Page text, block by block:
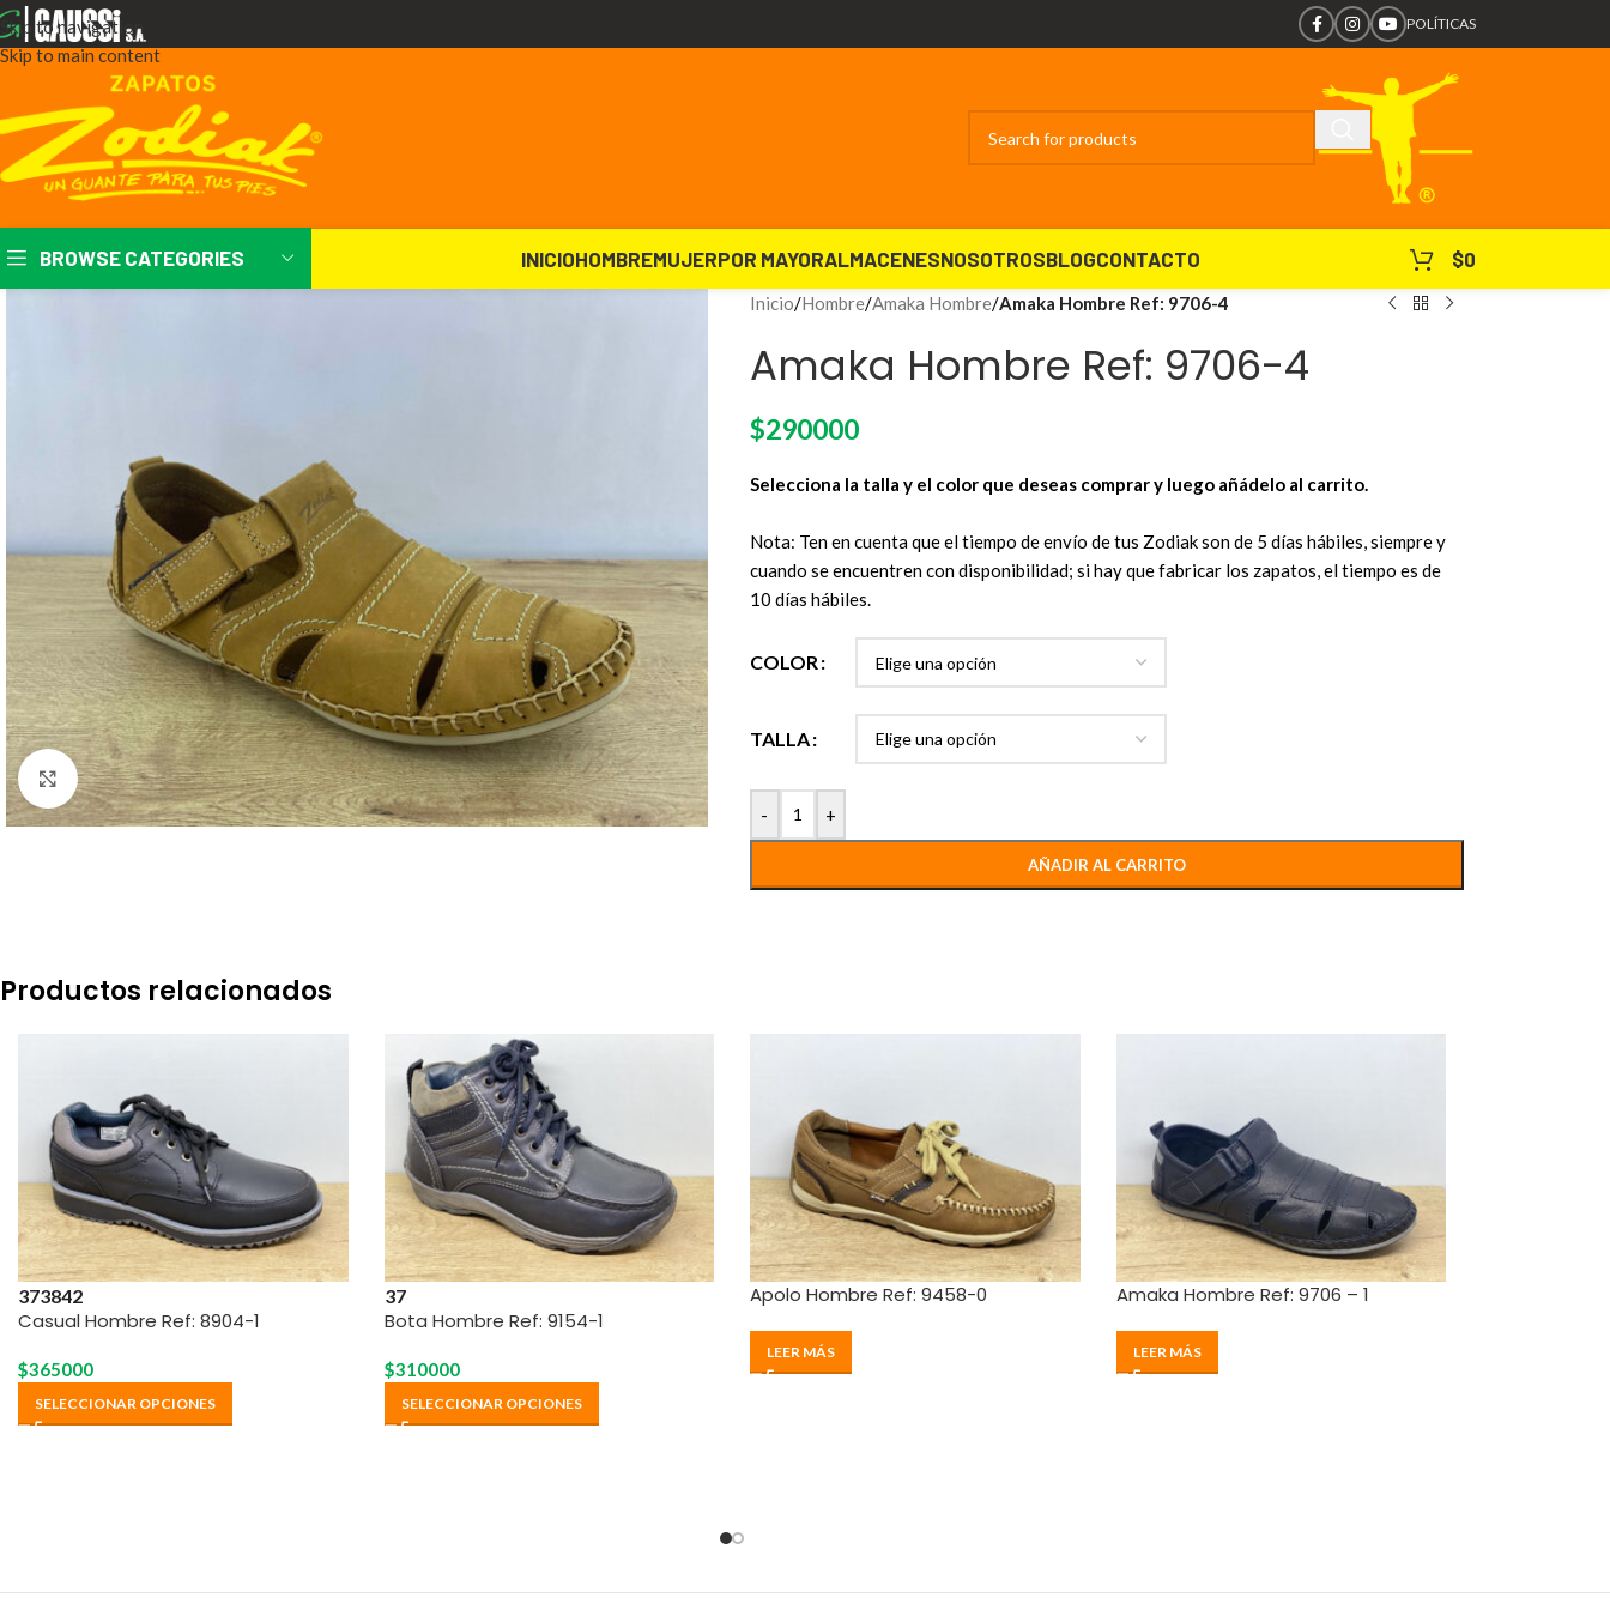
Skip to navigation
Skip to main content
POLÍTICAS
BROWSE CATEGORIES INICIOHOMBREMUJERPOR MAYORALMACENESNOSOTROSBLOGCONTACTO $0
Click to enlarge
Inicio/Hombre/Amaka Hombre/Amaka Hombre Ref: 9706-4
Amaka Hombre Ref: 9706-4
$290000
Selecciona la talla y el color que deseas comprar y luego añádelo al carrito.
Nota: Ten en cuenta que el tiempo de envío de tus Zodiak son de 5 días hábiles, siempre y
cuando se encuentren con disponibilidad; si hay que fabricar los zapatos, el tiempo es de
10 días hábiles.
COLOR
TALLA
- +
AÑADIR AL CARRITO
Productos relacionados
373842
Casual Hombre Ref: 8904-1
$365000
SELECCIONAR OPCIONES
37
Bota Hombre Ref: 9154-1
$310000
SELECCIONAR OPCIONES
Apolo Hombre Ref: 9458-0
LEER MÁS
Amaka Hombre Ref: 9706 – 1
LEER MÁS